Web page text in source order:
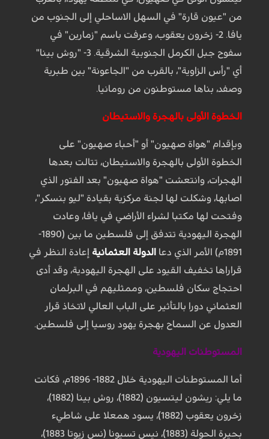
من "عيون قارة" في السهل الاساحلي إلى الجنوب من
يافا. 2- زخرون يعقوب، وعرفت باسم "زمارين" في
سفوح جبل الكرمل الجنوبية الشرقية. 3- "روش بينا"
أي "رأس الزاوية"، بالقرب من "الجاعونة" بين طبرية
وصفد، بناها مستوطنون من رومانيا.
الخطوة الأولى بالهجرة والاستيطان
وبإقدام "هواة صهيون" أو "أحباء صهيون" على
الخطوة الأولى بالهجرة والاستيطان، تتالت بعدها
الهجرات، وانتعشت "هواة صهيون" بعد الفتور الذي
اصابها، وشكلت لها لجنة مركزية بقيادة "ليو بنسكر"،
وفتحت لها مكتبا لشراء الأراضي في يافا، وعادت
الهجرة اليهودية تتدفق إلى فلسطين ما بين (1890-
1891م) الأمر الذي دعا
الدولة العثمانية إعادة النظر في
قراراها تخفيف القيود على الهجرة اليهودية، وقد أدى
احتجاج سكان فلسطين، وممثليهم في البرلمان
العثماني دورا بالتأثير على الباب العالي لاتخاذ قرار
العدول عن السماح بهجرة يهود روسيا إلى فلسطين.
المستوطنات اليهودية
أما المستوطنات اليهودية خلال 1882- 1896م، فكانت
ما يلي: ريشون ليتسيون (1882)، روش بينا (1882)،
زخرون يعقوب (1882)، يسود همعلا على شاطيء
بحيرة الحولة (1883)، نيس تسيونا (نس زيوتا 1883)،